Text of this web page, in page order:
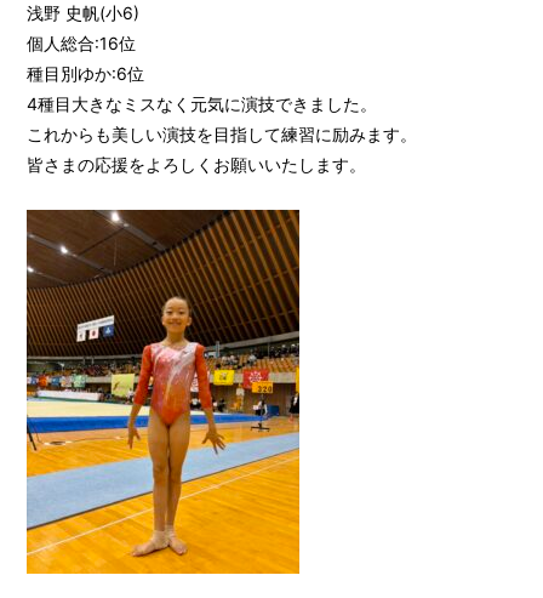
浅野 史帆(小6)
個人総合:16位
種目別ゆか:6位
4種目大きなミスなく元気に演技できました。
これからも美しい演技を目指して練習に励みます。
皆さまの応援をよろしくお願いいたします。